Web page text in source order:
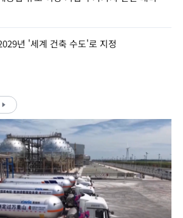
년 '세계 건축 수도'로 지정